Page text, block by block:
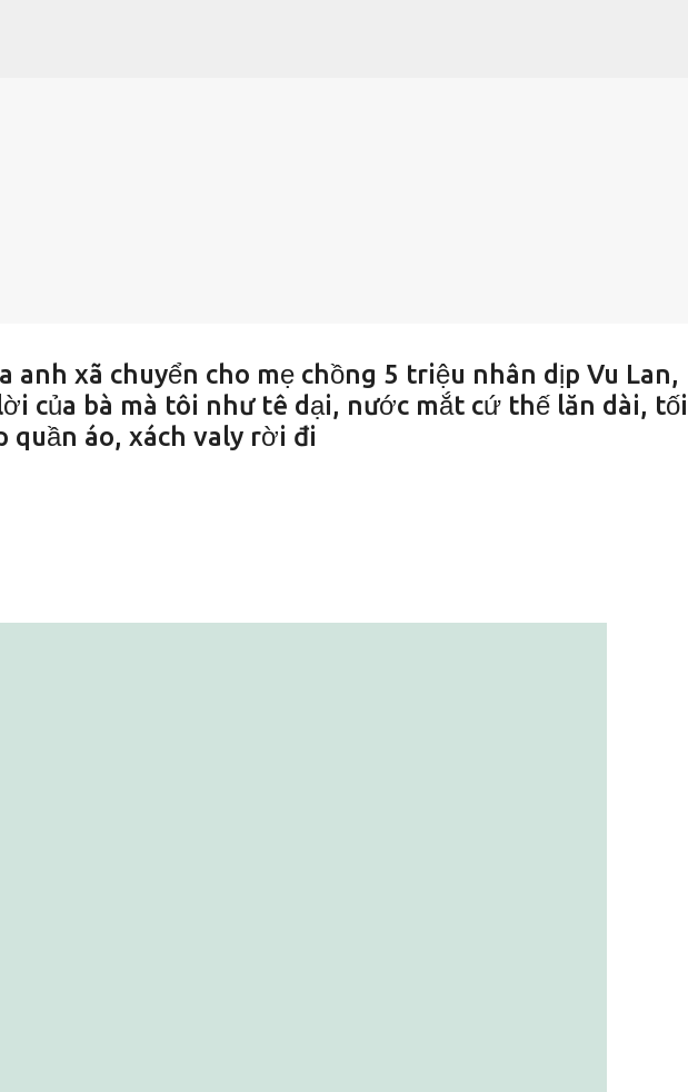
anh xã chuyển cho mẹ chồng 5 triệu nhân dịp Vu Lan,
của bà mà tôi như tê dại, nước mắt cứ thế lăn dài, tối
quần áo, xách valy rời đi